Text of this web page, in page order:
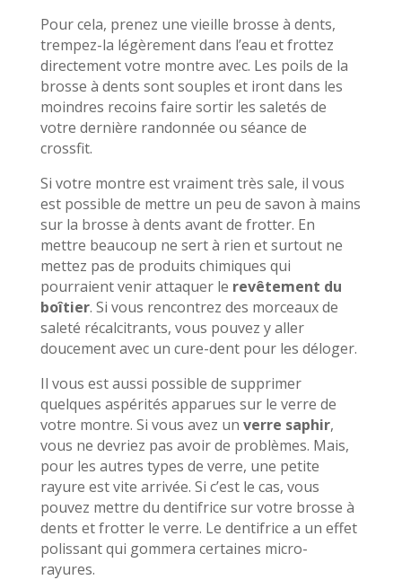
Pour cela, prenez une vieille brosse à dents,
trempez-la légèrement dans l’eau et frottez
directement votre montre avec. Les poils de la
brosse à dents sont souples et iront dans les
moindres recoins faire sortir les saletés de
votre dernière randonnée ou séance de
crossfit.
Si votre montre est vraiment très sale, il vous
est possible de mettre un peu de savon à mains
sur la brosse à dents avant de frotter. En
mettre beaucoup ne sert à rien et surtout ne
mettez pas de produits chimiques qui
pourraient venir attaquer le revêtement du
boîtier. Si vous rencontrez des morceaux de
saleté récalcitrants, vous pouvez y aller
doucement avec un cure-dent pour les déloger.
Il vous est aussi possible de supprimer
quelques aspérités apparues sur le verre de
votre montre. Si vous avez un verre saphir,
vous ne devriez pas avoir de problèmes. Mais,
pour les autres types de verre, une petite
rayure est vite arrivée. Si c’est le cas, vous
pouvez mettre du dentifrice sur votre brosse à
dents et frotter le verre. Le dentifrice a un effet
polissant qui gommera certaines micro-
rayures.